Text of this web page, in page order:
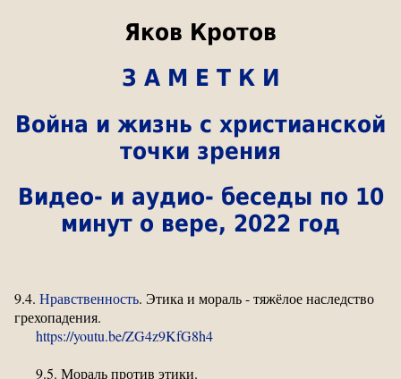
Яков Кротов
З А М Е Т К И
Война и жизнь с христианской
точки зрения
Видео- и аудио- беседы по 10
минут о вере, 2022 год
9.4. Нравственность. Этика и мораль - тяжёлое наследство
грехопадения.
https://youtu.be/ZG4z9KfG8h4
9.5. Мораль против этики.